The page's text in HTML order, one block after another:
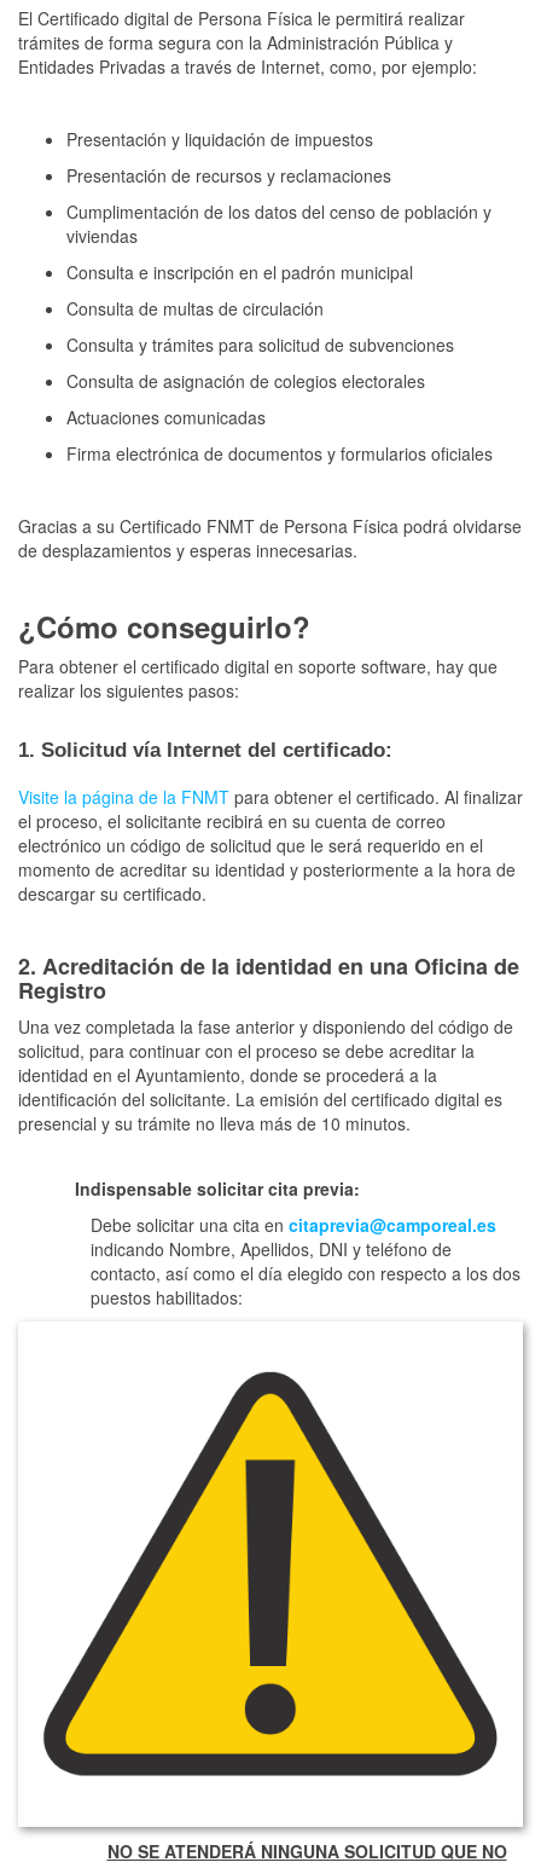
El Certificado digital de Persona Física le permitirá realizar
trámites de forma segura con la Administración Pública y
Entidades Privadas a través de Internet, como, por ejemplo:
Presentación y liquidación de impuestos
Presentación de recursos y reclamaciones
Cumplimentación de los datos del censo de población y
viviendas
Consulta e inscripción en el padrón municipal
Consulta de multas de circulación
Consulta y trámites para solicitud de subvenciones
Consulta de asignación de colegios electorales
Actuaciones comunicadas
Firma electrónica de documentos y formularios oficiales
Gracias a su Certificado FNMT de Persona Física podrá olvidarse
de desplazamientos y esperas innecesarias.
¿Cómo conseguirlo?
Para obtener el certificado digital en soporte software, hay que
realizar los siguientes pasos:
1. Solicitud vía Internet del certificado:
Visite la página de la FNMT para obtener el certificado. Al finalizar
el proceso, el solicitante recibirá en su cuenta de correo
electrónico un código de solicitud que le será requerido en el
momento de acreditar su identidad y posteriormente a la hora de
descargar su certificado.
2. Acreditación de la identidad en una Oficina de
Registro
Una vez completada la fase anterior y disponiendo del código de
solicitud, para continuar con el proceso se debe acreditar la
identidad en el Ayuntamiento, donde se procederá a la
identificación del solicitante. La emisión del certificado digital es
presencial y su trámite no lleva más de 10 minutos.
Indispensable solicitar cita previa:
Debe solicitar una cita en citaprevia@camporeal.es
indicando Nombre, Apellidos, DNI y teléfono de
contacto, así como el día elegido con respecto a los dos
puestos habilitados:
NO SE ATENDERÁ NINGUNA SOLICITUD QUE NO